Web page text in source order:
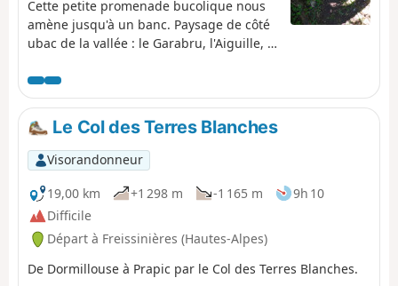
descente en Télémix !)
Cette petite promenade bucolique nous
amène jusqu'à un banc. Paysage de côté
ubac de la vallée : le Garabru, l'Aiguille, le
contrebas, la base de loisirs d'Orcières
avec les atterrissages des parapentes. À
faire avec vos grand parents, vos petits
enfants, votre chien. Le sentier n'est pas
toujours horizontal, il monte et descend
légèrement.
Le Col des Terres Blanches
Visorandonneur
19,00 km
+1 298 m -1 165 m
9h 10
Difficile
Départ à Freissinières (Hautes-Alpes)
De Dormillouse à Prapic par le Col des Terres Blanches.